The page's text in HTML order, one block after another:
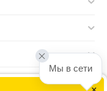
Информация сайта
Мы в сети